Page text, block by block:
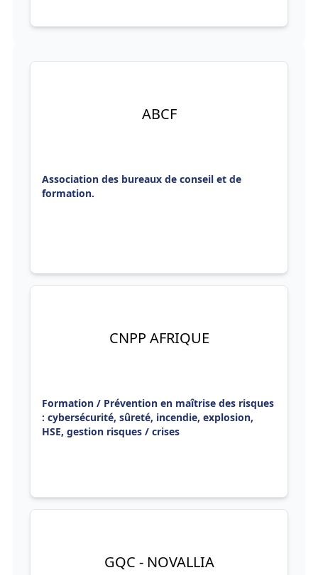
ABCF
Association des bureaux de conseil et de
formation.
CNPP AFRIQUE
Formation / Prévention en maîtrise des risques
: cybersécurité, sûreté, incendie, explosion,
HSE, gestion risques / crises
GQC - NOVALLIA